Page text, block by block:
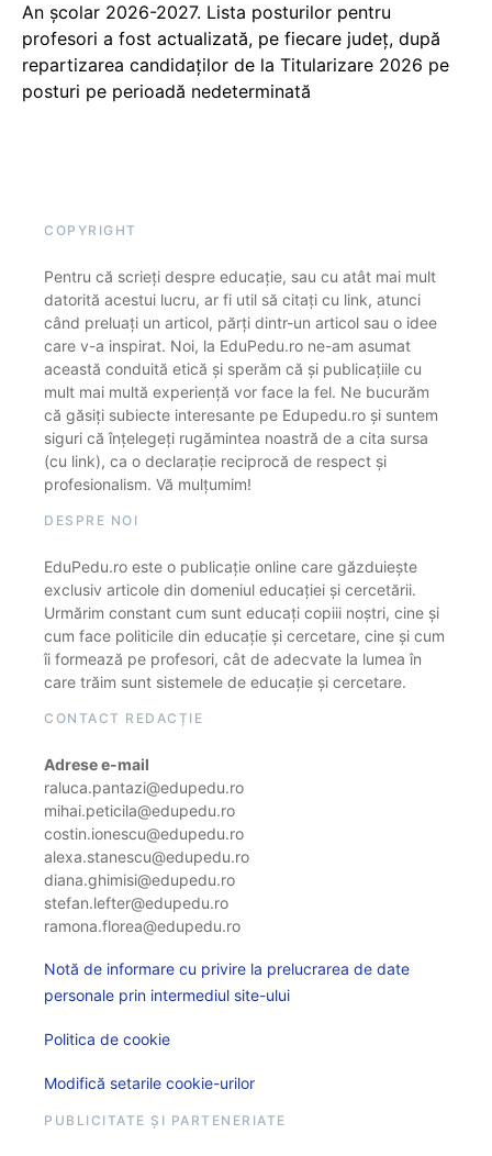
An școlar 2026-2027. Lista posturilor pentru
profesori a fost actualizată, pe fiecare județ, după
repartizarea candidaților de la Titularizare 2026 pe
posturi pe perioadă nedeterminată
COPYRIGHT
Pentru că scrieți despre educație, sau cu atât mai mult
datorită acestui lucru, ar fi util să citați cu link, atunci
când preluați un articol, părți dintr-un articol sau o idee
care v-a inspirat. Noi, la EduPedu.ro ne-am asumat
această conduită etică și sperăm că și publicațiile cu
mult mai multă experiență vor face la fel. Ne bucurăm
că găsiți subiecte interesante pe Edupedu.ro și suntem
siguri că înțelegeți rugămintea noastră de a cita sursa
(cu link), ca o declarație reciprocă de respect și
profesionalism. Vă mulțumim!
DESPRE NOI
EduPedu.ro este o publicație online care găzduiește
exclusiv articole din domeniul educației și cercetării.
Urmărim constant cum sunt educați copiii noștri, cine și
cum face politicile din educație și cercetare, cine și cum
îi formează pe profesori, cât de adecvate la lumea în
care trăim sunt sistemele de educație și cercetare.
CONTACT REDACȚIE
Adrese e-mail
raluca.pantazi@edupedu.ro
mihai.peticila@edupedu.ro
costin.ionescu@edupedu.ro
alexa.stanescu@edupedu.ro
diana.ghimisi@edupedu.ro
stefan.lefter@edupedu.ro
ramona.florea@edupedu.ro
Notă de informare cu privire la prelucrarea de date
personale prin intermediul site-ului
Politica de cookie
Modifică setarile cookie-urilor
PUBLICITATE ȘI PARTENERIATE